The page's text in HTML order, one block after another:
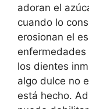
adoran el
cuando lo
erosionan el
enfermedades
los dientes
algo dulce no
está hecho.